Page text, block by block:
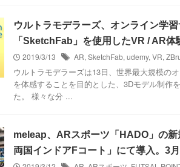
ウルトラモデラーズ、オンライン学
「SketchFab」を使用したVR / AR体
2019/3/13
AR, SketchFab, udemy, VR,
ウルトラモデラーズは13日、世界最大規模の
を体感することを目的とした、3Dモデル制作
た。 様々な分 ...
meleap、ARスポーツ「HADO」の
両国インドアFコート」にて導入。3